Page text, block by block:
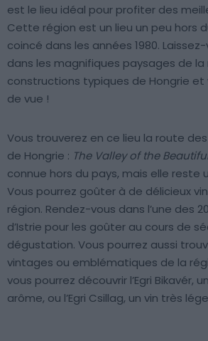
est le lieu idéal pour profiter des
Cette région est un lieu un peu hors
coincé dans les années 1980.
dans les magnifiques paysages de la
constructions typiques de Hongrie et
de vue !
Vous trouverez en ce lieu la route
de Hongrie : The Valley of the
connue hors du pays, mais elle reste
Vous pourrez goûter à de délicieux
région. Rendez-vous dans l’une des
d’Istrie pour les goûter au cours de
dégustation. Vous pourrez aussi
vintages ou emblématiques de la
vous pourrez découvrir l’Egri Bikavér,
arôme, ou l’Egri Csillag, un vin très